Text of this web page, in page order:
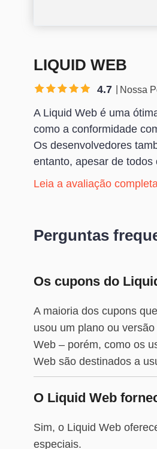
LIQUID WEB
4.7 Nossa
A Liquid Web é uma
como a conformidade
Os desenvolvedores
entanto, apesar de
Leia a avaliação
Perguntas
Os cupons do
A maioria dos cupons
usou um plano ou
Web – porém, como os
Web são destinados a
O Liquid Web
Sim, o Liquid Web
especiais.